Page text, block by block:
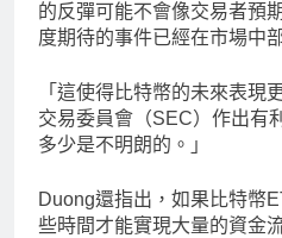
的反彈可能不會像交易者預
度期待的事件已經在市場中
「這使得比特幣的未來表現
交易委員會（SEC）作出有
多少是不明朗的。」
Duong還指出，如果比特幣
些時間才能實現大量的資金